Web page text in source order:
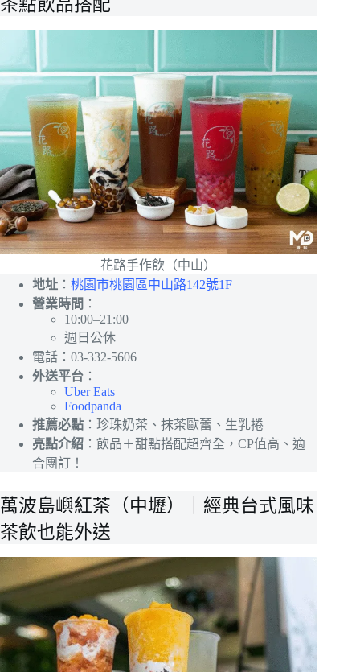
茶點飲品搭配
花路手作飲（中山）
地址 ： 桃園市桃園區中山路142號1F
營業時間 ：
10:00–21:00
週日公休
電話：03-332-5606
外送平台 ：
Uber Eats
Foodpanda
推薦必點 ：珍珠奶茶、抹茶歐蕾、生乳捲
亮點介紹 ：飲品＋甜點搭配超齊全，CP值高、適
合團訂！
萬波島嶼紅茶（中壢）｜經典台式風味
茶飲也能外送